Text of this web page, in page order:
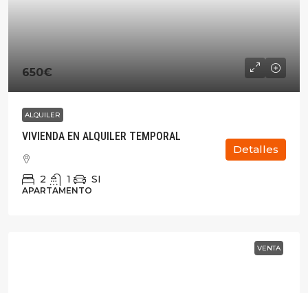
650€
ALQUILER
VIVIENDA EN ALQUILER TEMPORAL
2 1 SI
APARTAMENTO
Detalles
VENTA